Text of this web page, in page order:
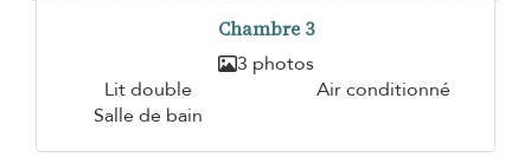
Chambre 3
3 photos
Lit double
Air conditionné
Salle de bain